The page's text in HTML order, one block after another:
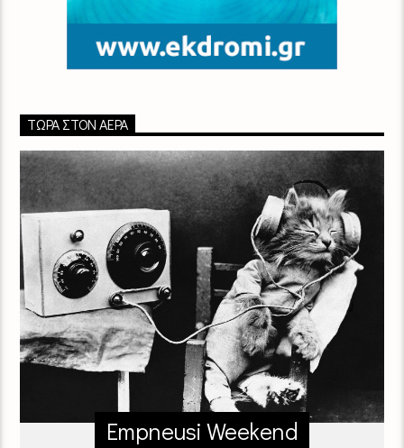
ΤΏΡΑ ΣΤΟΝ ΑΈΡΑ
Empneusi Weekend